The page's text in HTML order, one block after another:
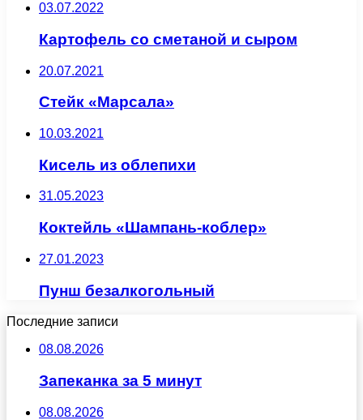
03.07.2022
Картофель со сметаной и сыром
20.07.2021
Стейк «Марсала»
10.03.2021
Кисель из облепихи
31.05.2023
Коктейль «Шампань-коблер»
27.01.2023
Пунш безалкогольный
Последние записи
08.08.2026
Запеканка за 5 минут
08.08.2026